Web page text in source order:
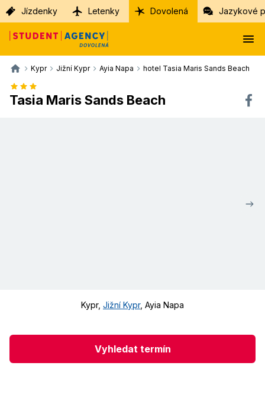
Jízdenky Letenky Dovolená Jazykové
Kypr Jižní Kypr Ayia Napa hotel Tasia Maris Sands Beach
Tasia Maris Sands Beach
Kypr, Jižní Kypr, Ayia Napa
Vyhledat termín